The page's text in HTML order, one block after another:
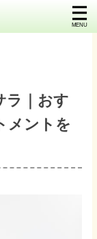
ラ｜おす
メントを